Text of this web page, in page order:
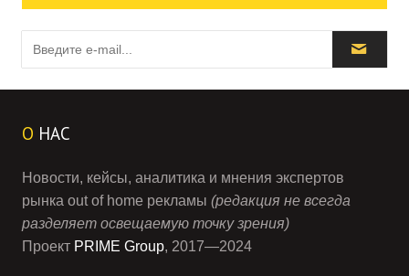
О НАС
Новости, кейсы, аналитика и мнения экспертов
рынка out of home рекламы (редакция не всегда
разделяет освещаемую точку зрения)
Проект PRIME Group, 2017—2024